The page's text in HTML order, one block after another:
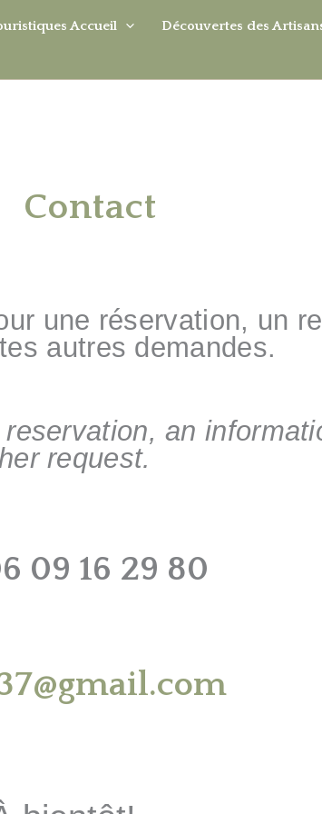
Accueil Découvertes des
Contact
une réservation, un
autres demandes.
an
request.
09 16 29 80